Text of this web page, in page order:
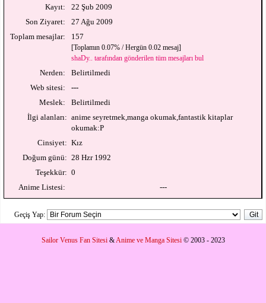
Kayıt:
22 Şub 2009
Son Ziyaret:
27 Ağu 2009
Toplam mesajlar:
157
[Toplamın 0.07% / Hergün 0.02 mesaj]
shaDy.. tarafından gönderilen tüm mesajları bul
Nerden:
Belirtilmedi
Web sitesi:
---
Meslek:
Belirtilmedi
İlgi alanları: anime seyretmek,manga okumak,fantastik kitaplar
okumak:P
Cinsiyet: Kız
Doğum günü: 28 Hzr 1992
Teşekkür: 0
Anime Listesi:
---
Geçiş Yap:
Sailor Venus Fan Sitesi& Anime ve Manga Sitesi© 2003 - 2023